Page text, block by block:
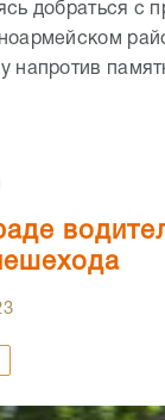
добраться с
напротив